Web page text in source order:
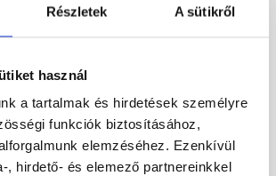
Részletek A sütikről
használ
a tartalmak és hirdetések személyre
funkciók biztosításához,
elemzéséhez. Ezenkívül
, hirdető- és elemező partnereinkkel
2
vékonyvakolat, kapart 2
1 226 Ft / kg
Megnézem